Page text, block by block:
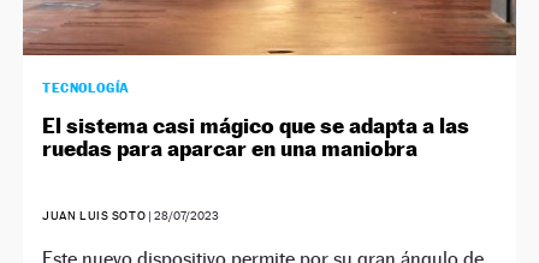
TECNOLOGÍA
El sistema casi mágico que se adapta a las
ruedas para aparcar en una maniobra
JUAN LUIS SOTO |28/07/2023